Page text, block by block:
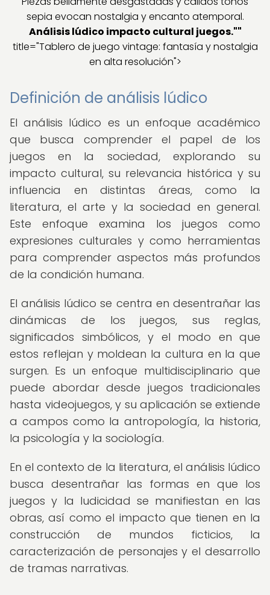
sepia evocan nostalgia y encanto atemporal.
Análisis lúdico impacto cultural juegos.""
title="Tablero de juego vintage: fantasía y nostalgia
en alta resolución">
Definición de análisis lúdico
El análisis lúdico es un enfoque académico
que busca comprender el papel de los
juegos en la sociedad, explorando su
impacto cultural, su relevancia histórica y su
influencia en distintas áreas, como la
literatura, el arte y la sociedad en general.
Este enfoque examina los juegos como
expresiones culturales y como herramientas
para comprender aspectos más profundos
de la condición humana.
El análisis lúdico se centra en desentrañar las
dinámicas de los juegos, sus reglas,
significados simbólicos, y el modo en que
estos reflejan y moldean la cultura en la que
surgen. Es un enfoque multidisciplinario que
puede abordar desde juegos tradicionales
hasta videojuegos, y su aplicación se extiende
a campos como la antropología, la historia,
la psicología y la sociología.
En el contexto de la literatura, el análisis lúdico
busca desentrañar las formas en que los
juegos y la ludicidad se manifiestan en las
obras, así como el impacto que tienen en la
construcción de mundos ficticios, la
caracterización de personajes y el desarrollo
de tramas narrativas.